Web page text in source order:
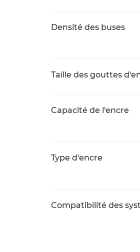
Densité des buses
Taille des gouttes
Capacité de l'encre
Type d'encre
Compatibilité des